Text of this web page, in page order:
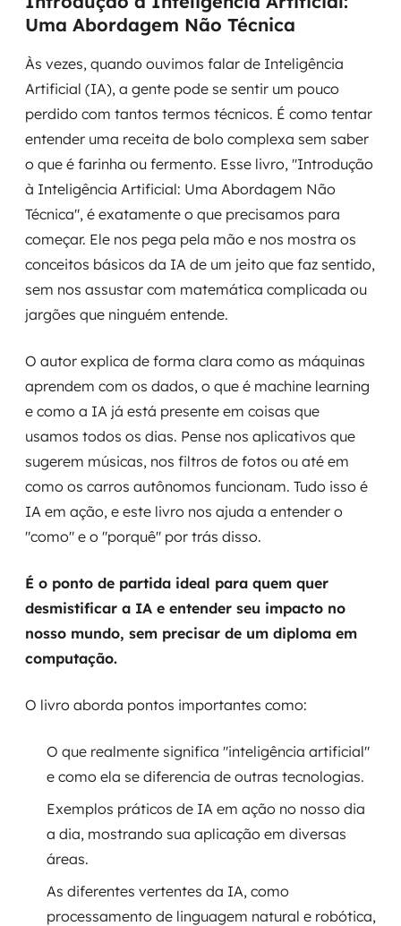
Uma Abordagem Não Técnica
Às vezes, quando ouvimos falar de Inteligência
Artificial (IA), a gente pode se sentir um pouco
perdido com tantos termos técnicos. É como tentar
entender uma receita de bolo complexa sem saber
o que é farinha ou fermento. Esse livro, "Introdução
à Inteligência Artificial: Uma Abordagem Não
Técnica", é exatamente o que precisamos para
começar. Ele nos pega pela mão e nos mostra os
conceitos básicos da IA de um jeito que faz sentido,
sem nos assustar com matemática complicada ou
jargões que ninguém entende.
O autor explica de forma clara como as máquinas
aprendem com os dados, o que é machine learning
e como a IA já está presente em coisas que
usamos todos os dias. Pense nos aplicativos que
sugerem músicas, nos filtros de fotos ou até em
como os carros autônomos funcionam. Tudo isso é
IA em ação, e este livro nos ajuda a entender o
"como" e o "porquê" por trás disso.
É o ponto de partida ideal para quem quer
desmistificar a IA e entender seu impacto no
nosso mundo, sem precisar de um diploma em
computação.
O livro aborda pontos importantes como:
O que realmente significa "inteligência artificial"
e como ela se diferencia de outras tecnologias.
Exemplos práticos de IA em ação no nosso dia
a dia, mostrando sua aplicação em diversas
áreas.
As diferentes vertentes da IA, como
processamento de linguagem natural e robótica,